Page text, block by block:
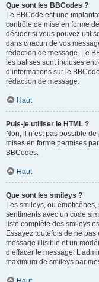
Que sont les BBCodes ?
Le BBCode est une
contrôle de mise en forme
décider si vous pouvez
dans chacun de vos
rédaction de message. Le
les balises sont incluses
d’informations sur le
rédaction de message.
Haut
Puis-je utiliser le HTML ?
Non, il n’est pas possible
mises en forme permises
BBCodes.
Haut
Que sont les smileys ?
Les smileys, ou
sentiments avec un code
liste complète des smileys
Essayez toutefois de ne
message illisible et un
d’effacer le message.
maximum de smileys par